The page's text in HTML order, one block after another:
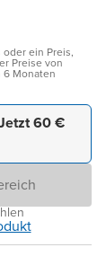
ein Preis,
Preise von
Monaten
60 €